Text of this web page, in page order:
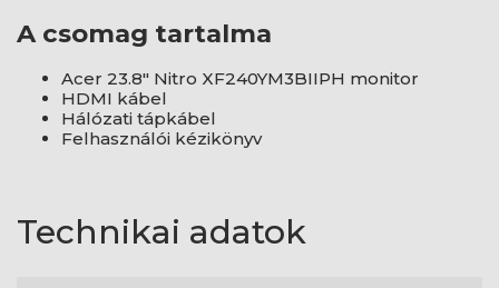
A csomag tartalma
Acer 23.8" Nitro XF240YM3BIIPH monitor
HDMI kábel
Hálózati tápkábel
Felhasználói kézikönyv
Technikai adatok